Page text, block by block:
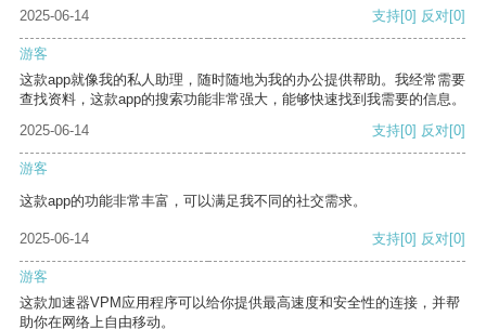
2025-06-14
支持[0] 反对[0]
游客
这款app就像我的私人助理，随时随地为我的办公提供帮助。我经常需要
查找资料，这款app的搜索功能非常强大，能够快速找到我需要的信息。
2025-06-14
支持[0] 反对[0]
游客
这款app的功能非常丰富，可以满足我不同的社交需求。
2025-06-14 支持[0] 反对[0]
游客
这款加速器VPM应用程序可以给你提供最高速度和安全性的连接，并帮
助你在网络上自由移动。